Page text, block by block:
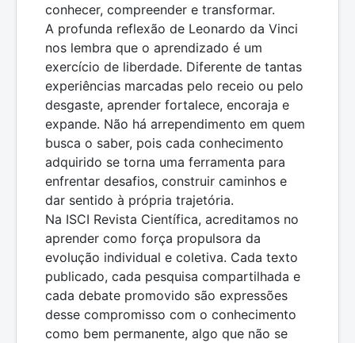
conhecer, compreender e transformar.
A profunda reflexão de Leonardo da Vinci
nos lembra que o aprendizado é um
exercício de liberdade. Diferente de tantas
experiências marcadas pelo receio ou pelo
desgaste, aprender fortalece, encoraja e
expande. Não há arrependimento em quem
busca o saber, pois cada conhecimento
adquirido se torna uma ferramenta para
enfrentar desafios, construir caminhos e
dar sentido à própria trajetória.
Na ISCI Revista Científica, acreditamos no
aprender como força propulsora da
evolução individual e coletiva. Cada texto
publicado, cada pesquisa compartilhada e
cada debate promovido são expressões
desse compromisso com o conhecimento
como bem permanente, algo que não se